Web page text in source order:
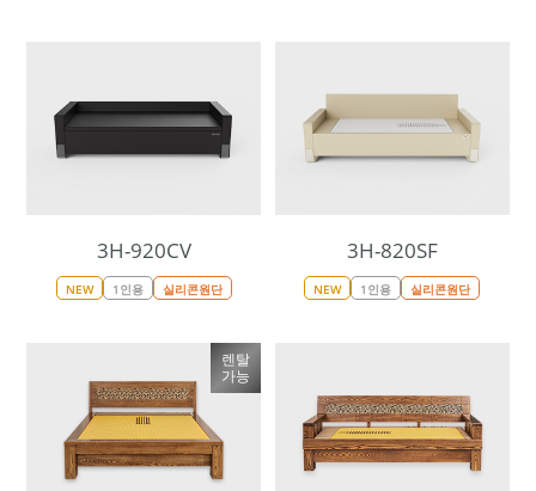
3H-920CV
NEW 1인용 실리콘원단
3H-820SF
NEW 1인용 실리콘원단
렌탈
가능